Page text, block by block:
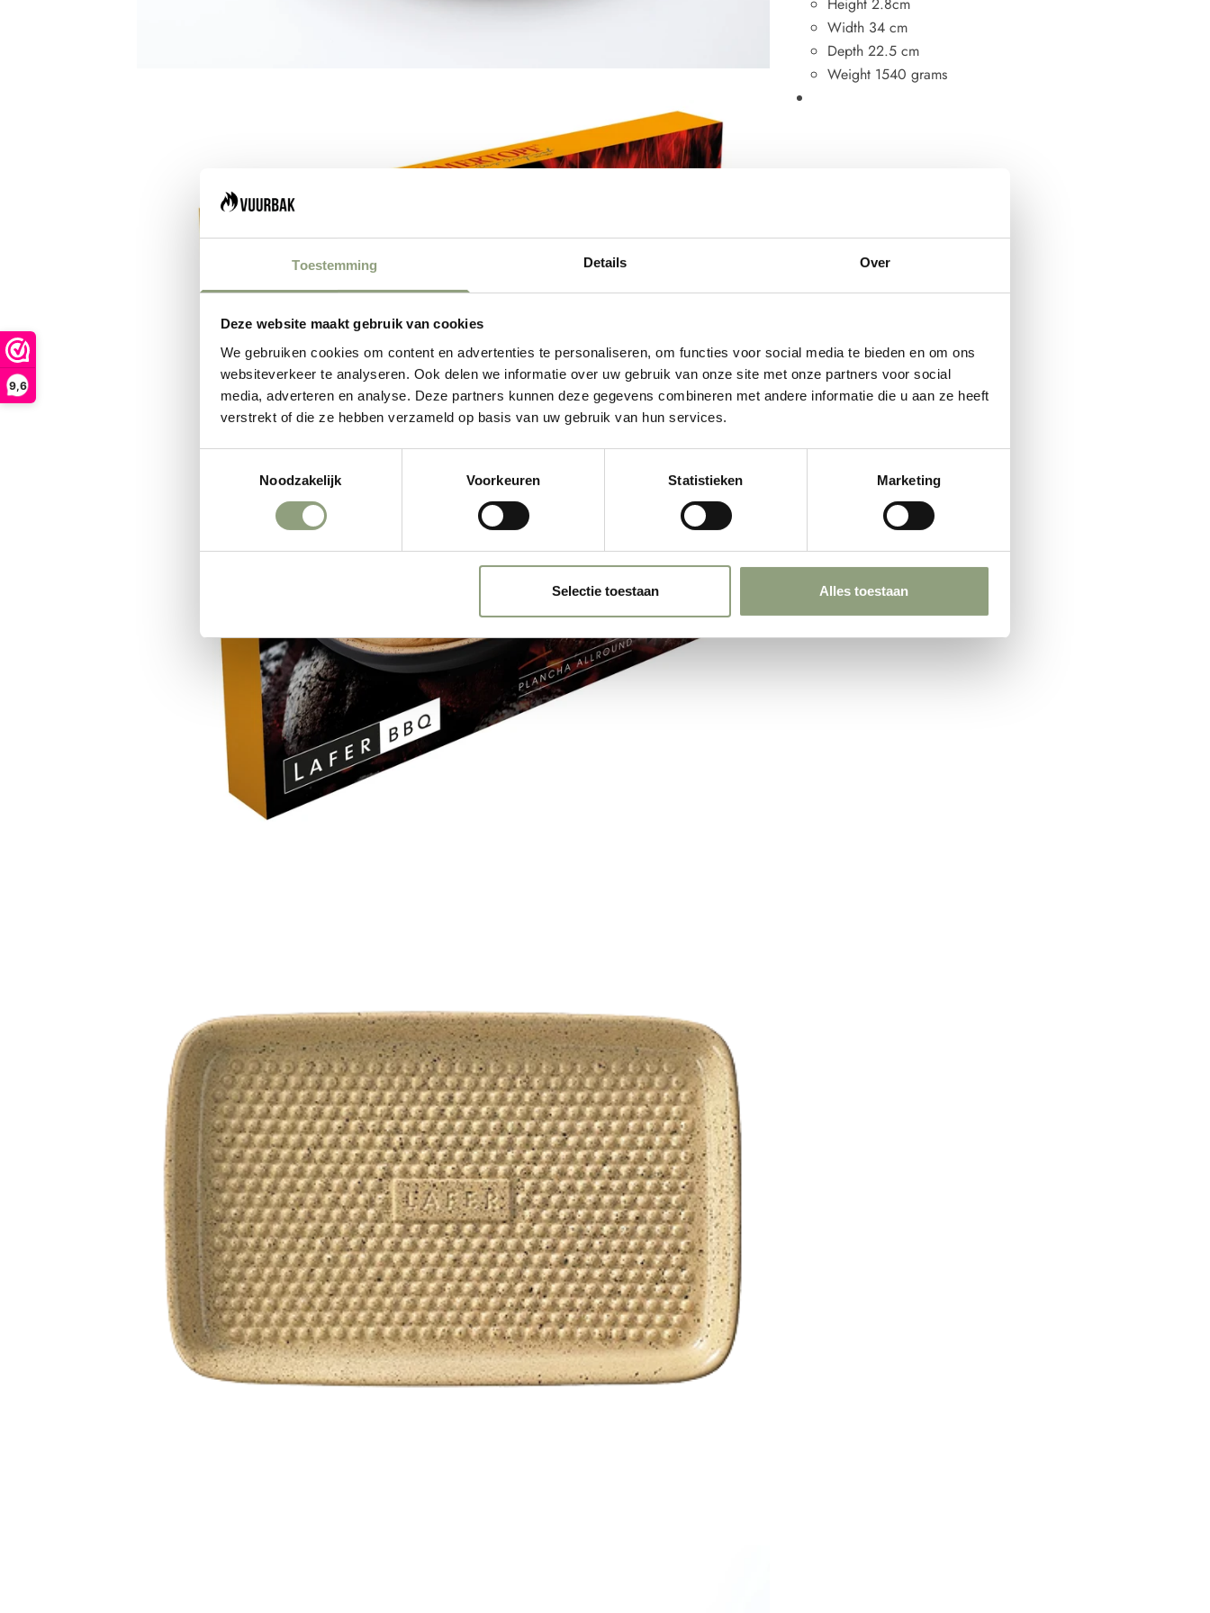
Toestemming Details Over
Deze website maakt gebruik van cookies
We gebruiken cookies om content en advertenties te personaliseren, om functies voor social media te bieden en om ons
websiteverkeer te analyseren. Ook delen we informatie over uw gebruik van onze site met onze partners voor social
media, adverteren en analyse. Deze partners kunnen deze gegevens combineren met andere informatie die u aan ze heeft
verstrekt of die ze hebben verzameld op basis van uw gebruik van hun services.
Noodzakelijk
Voorkeuren Statistieken Marketing
Selectie toestaan Alles toestaan
9,6
Width 34 cm
Depth 22.5 cm
Weight 1540 grams